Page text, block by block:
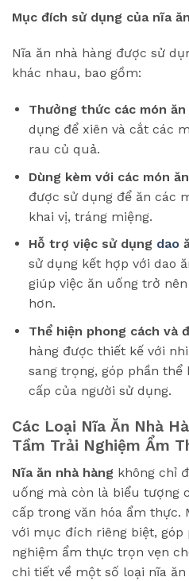
Mục đích sử dụng của nĩa
Nĩa ăn nhà hàng được sử
khác nhau, bao gồm:
Thưởng thức các món ăn
dụng để xiên và cắt các
rau củ quả.
Dùng kèm với các món
được sử dụng để ăn các
khai vị, tráng miệng.
Hỗ trợ việc sử dụng dao
sử dụng kết hợp với dao
giúp việc ăn uống trở
hơn.
Thể hiện phong cách và
hàng được thiết kế với
sang trọng, góp phần thể
cấp của người sử dụng.
Các Loại Nĩa Ăn Nhà
Tầm Trải Nghiệm Ẩm
Nĩa ăn nhà hàng không chỉ
uống mà còn là biểu tượng
cấp trong văn hóa ẩm thực.
với mục đích riêng biệt, góp
nghiệm ẩm thực trọn vẹn
chi tiết về một số loại nĩa